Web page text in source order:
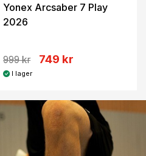
Yonex Arcsaber 7 Play
2026
999 kr 749 kr
I lager